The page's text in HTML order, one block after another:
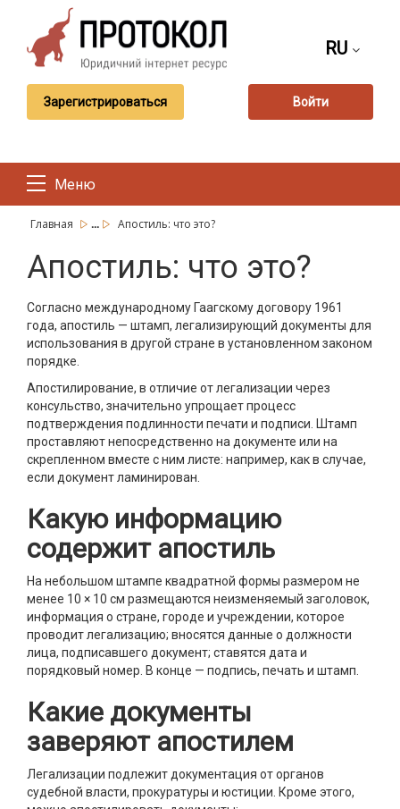
RU
Зарегистрироваться Войти
Меню
Главная ... Апостиль: что это?
Апостиль: что это?
Согласно международному Гаагскому договору 1961
года, апостиль — штамп, легализирующий документы для
использования в другой стране в установленном законом
порядке.
Апостилирование, в отличие от легализации через
консульство, значительно упрощает процесс
подтверждения подлинности печати и подписи. Штамп
проставляют непосредственно на документе или на
скрепленном вместе с ним листе: например, как в случае,
если документ ламинирован.
Какую информацию
содержит апостиль
На небольшом штампе квадратной формы размером не
менее 10 × 10 см размещаются неизменяемый заголовок,
информация о стране, городе и учреждении, которое
проводит легализацию; вносятся данные о должности
лица, подписавшего документ; ставятся дата и
порядковый номер. В конце — подпись, печать и штамп.
Какие документы
заверяют апостилем
Легализации подлежит документация от органов
судебной власти, прокуратуры и юстиции. Кроме этого,